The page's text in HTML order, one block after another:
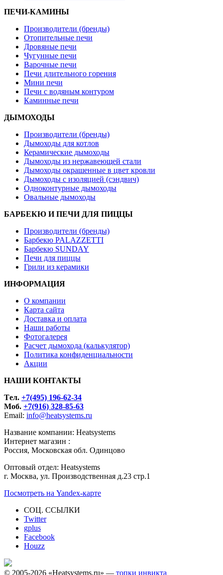
ПЕЧИ-КАМИНЫ
Производители (бренды)
Отопительные печи
Дровяные печи
Чугунные печи
Варочные печи
Печи длительного горения
Мини печи
Печи с водяным контуром
Каминные печи
ДЫМОХОДЫ
Производители (бренды)
Дымоходы для котлов
Керамические дымоходы
Дымоходы из нержавеющей стали
Дымоходы окрашенные в цвет кровли
Дымоходы с изоляцией (сэндвич)
Одноконтурные дымоходы
Овальные дымоходы
БАРБЕКЮ И ПЕЧИ ДЛЯ ПИЦЦЫ
Производители (бренды)
Барбекю PALAZZETTI
Барбекю SUNDAY
Печи для пиццы
Грили из керамики
ИНФОРМАЦИЯ
О компании
Карта сайта
Доставка и оплата
Наши работы
Фотогалерея
Расчет дымохода (калькулятор)
Политика конфиденциальности
Акции
НАШИ КОНТАКТЫ
Tел. +7(495) 196-62-34
Моб. +7(916) 328-85-63
Email: info@heatsystems.ru
Название компании: Heatsystems
Интернет магазин :
Россия, Московская обл. Одинцово
Оптовый отдел: Heatsystems
г. Москва, ул. Производственная д.23 стр.1
Посмотреть на Yandex-карте
СОЦ. ССЫЛКИ
Twitter
gplus
Facebook
Houzz
© 2005-2026 «Heatsystems.ru» — топки инвикта